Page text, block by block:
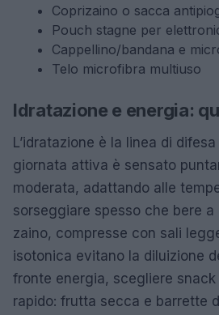
Coprizaino o sacca
Pouch stagne per
Cappellino/bandana e
Telo microfibra multiuso
Idratazione e energia:
L’idratazione è la linea di
giornata attiva è sensato
moderata, adattando alle
sorseggiare spesso che bere a
zaino, compresse con sali
isotonica evitano la diluizione
fronte energia, scegliere snack
rapido: frutta secca e barrette